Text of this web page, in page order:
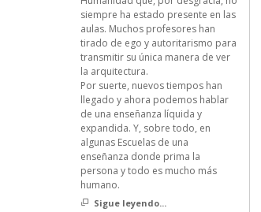
siempre ha estado presente en las
aulas. Muchos profesores han
tirado de ego y autoritarismo para
transmitir su única manera de ver
la arquitectura.
Por suerte, nuevos tiempos han
llegado y ahora podemos hablar
de una enseñanza líquida y
expandida. Y, sobre todo, en
algunas Escuelas de una
enseñanza donde prima la
persona y todo es mucho más
humano.
Sigue leyendo...